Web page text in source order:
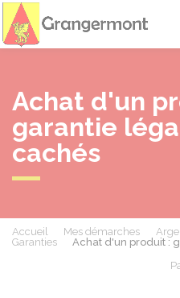
Achat d'un
garantie
cachés
Accueil Mes démarches
Garanties
Achat d'un produit :